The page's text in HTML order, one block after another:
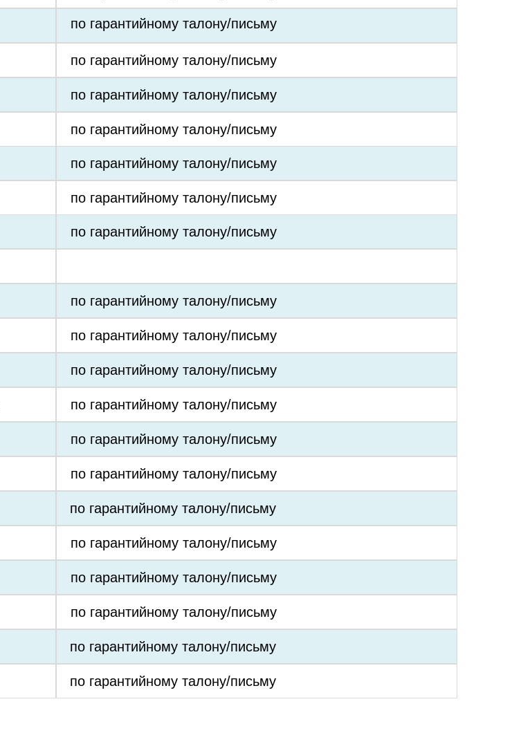
по гарантийному талону/письму
по гарантийному талону/письму
по гарантийному талону/письму
по гарантийному талону/письму
по гарантийному талону/письму
по гарантийному талону/письму
по гарантийному талону/письму
по гарантийному талону/письму
по гарантийному талону/письму
по гарантийному талону/письму
по гарантийному талону/письму
по гарантийному талону/письму
по гарантийному талону/письму
по гарантийному талону/письму
по гарантийному талону/письму
по гарантийному талону/письму
по гарантийному талону/письму
по гарантийному талону/письму
по гарантийному талону/письму